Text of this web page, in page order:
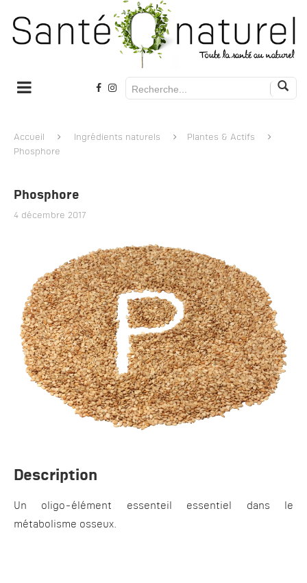
Accueil Ingrédients naturels
Plantes & Actifs
Phosphore
Phosphore
4 décembre 2017
Description
Un oligo-élément essenteil essentiel dans le
métabolisme osseux.